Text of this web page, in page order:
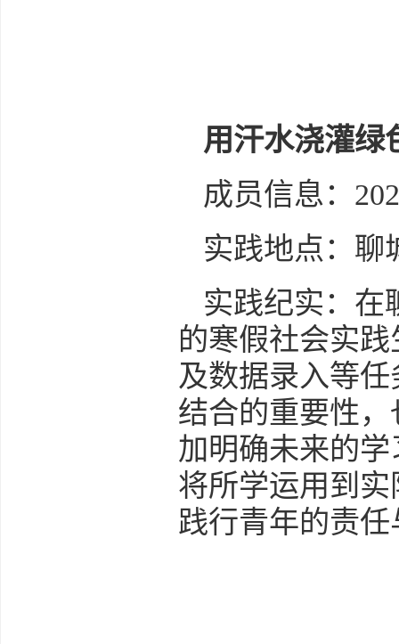
用汗水浇灌绿
成员信息：
实践地点：聊
实践纪实：在
的寒假社会实
及数据录入等
结合的重要性
加明确未来的
将所学运用到
践行青年的责